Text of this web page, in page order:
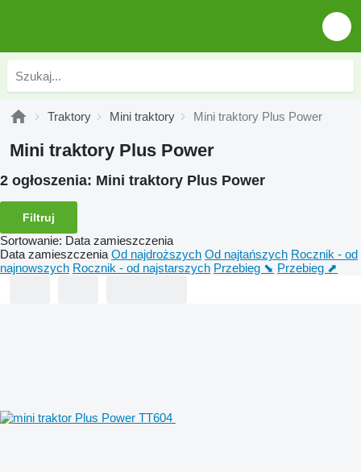
Traktory Mini traktory Mini traktory Plus Power
Mini traktory Plus Power
2 ogłoszenia: Mini traktory Plus Power
Filtruj
Sortowanie: Data zamieszczenia
Data zamieszczenia Od najdroższych Od najtańszych Rocznik - od
najnowszych Rocznik - od najstarszych Przebieg ⬊ Przebieg ⬈